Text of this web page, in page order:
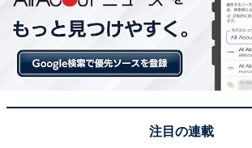
【おすすめ記事】
女子学生が選ぶ「2021年上半期トレン
術廻戦』、1位はあの大人気YouTuber！
・
高校生が「今一番好きな女優」ランキン
注目の連載